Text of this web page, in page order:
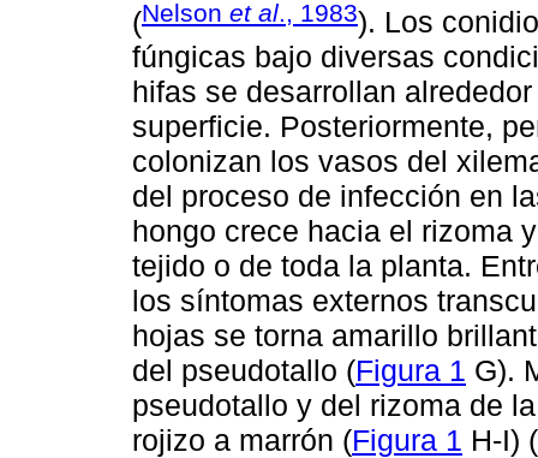
(Nelson et al ., 1983). Los
fúngicas bajo diversas
hifas se desarrollan
superficie. Posteriormente,
colonizan los vasos del
del proceso de infección en
hongo crece hacia el rizoma
tejido o de toda la planta.
los síntomas externos
hojas se torna amarillo
del pseudotallo (Figura 1 G).
pseudotallo y del rizoma de
rojizo a marrón (Figura 1 H-I)